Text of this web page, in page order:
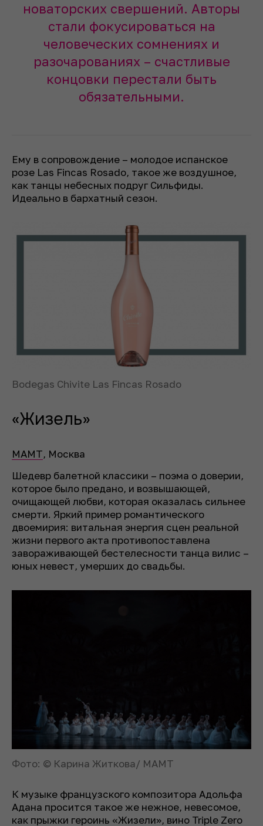
новаторских свершений. Авторы
стали фокусироваться на
человеческих сомнениях и
разочарованиях – счастливые
концовки перестали быть
обязательными.
Ему в сопровождение – молодое испанское
розе Las Fincas Rosado, такое же воздушное,
как танцы небесных подруг Сильфиды.
Идеально в бархатный сезон.
Bodegas Chivite Las Fincas Rosado
«Жизель»
МАМТ, Москва
Шедевр балетной классики – поэма о доверии,
которое было предано, и возвышающей,
очищающей любви, которая оказалась сильнее
смерти. Яркий пример романтического
двоемирия: витальная энергия сцен реальной
жизни первого акта противопоставлена
завораживающей бестелесности танца вилис –
юных невест, умерших до свадьбы.
Фото: © Карина Житкова/ МАМТ
К музыке французского композитора Адольфа
Адана просится такое же нежное, невесомое,
как прыжки героинь «Жизели», вино Triple Zero